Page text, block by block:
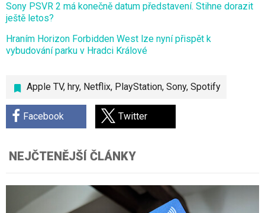
Apple TV, hry, Netflix, PlayStation, Sony, Spotify
Facebook Twitter
Sony PSVR 2 má konečně datum představení. Stihne dorazit
ještě letos?
Hraním Horizon Forbidden West lze nyní přispět k
vybudování parku v Hradci Králové
NEJČTENĚJŠÍ ČLÁNKY